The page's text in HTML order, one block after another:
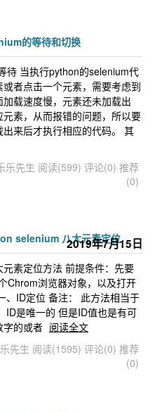
的等待和切换
待 当执行python的selenium代
者点击一个元素，需要考虑到
载速度慢，元素还未加载出
素，从而报错的问题，所以要
来后才执行相应的代码。 其
乐先生 阅读(599) 评论(0) 推荐
(0)
2019年7月15日
selenium 八大元素定位
素定位方法 前提条件：先要
Chrom浏览器对象，以及打开
、ID定位 备注： 此方法相当于
ID是唯一的 但是ID值也是有可
字的或者 阅读全文
先生 阅读(1595) 评论(0) 推荐
(0)